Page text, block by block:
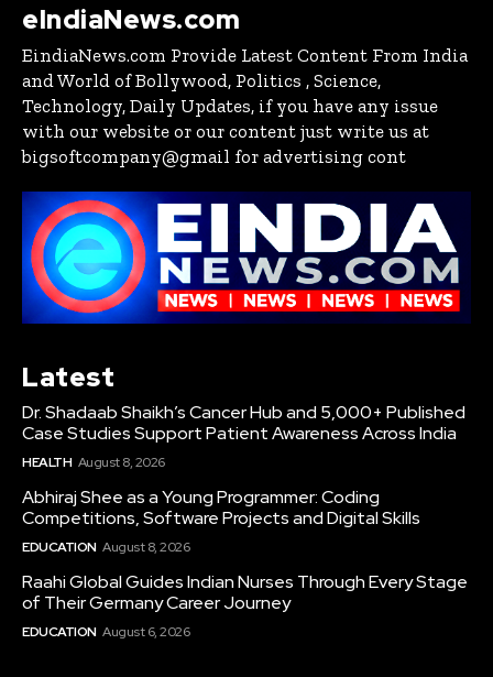
eIndiaNews.com
EindiaNews.com Provide Latest Content From India
and World of Bollywood, Politics , Science,
Technology, Daily Updates, if you have any issue
with our website or our content just write us at
bigsoftcompany@gmail for advertising cont
Latest
Dr. Shadaab Shaikh’s Cancer Hub and 5,000+ Published
Case Studies Support Patient Awareness Across India
HEALTH August 8, 2026
Abhiraj Shee as a Young Programmer: Coding
Competitions, Software Projects and Digital Skills
EDUCATION August 8, 2026
Raahi Global Guides Indian Nurses Through Every Stage
of Their Germany Career Journey
EDUCATION August 6, 2026